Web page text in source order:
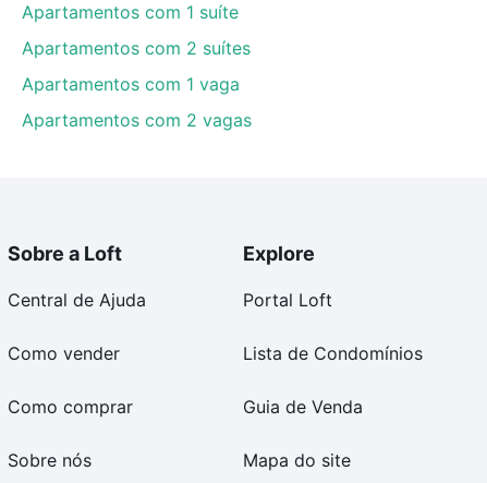
Apartamentos com 1 suíte
Apartamentos com 2 suítes
Apartamentos com 1 vaga
Apartamentos com 2 vagas
Sobre a Loft
Central de Ajuda
Como vender
Como comprar
Sobre nós
Explore
Portal Loft
Lista de Condomínios
Guia de Venda
Mapa do site